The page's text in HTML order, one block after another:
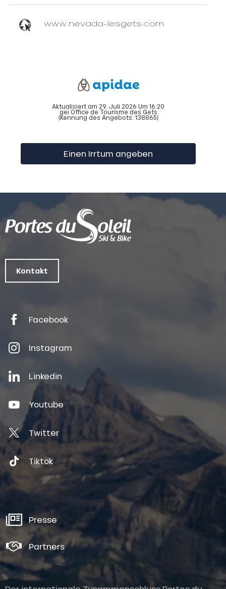
www.nevada-lesgets.com
Aktualisiert am 29. Juli 2026 Um 16:20
gei Office de Tourisme des Gets
(Kennung des Angebots: 138865)
Einen Irrtum angeben
Kontakt
Facebook
Instagram
Linkedin
Youtube
Twitter
Tiktok
Presse
Partners